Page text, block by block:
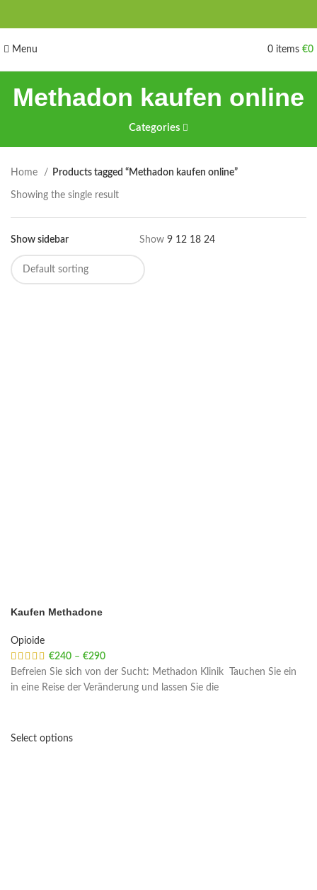
Menu 0 items €0
Methadon kaufen online
Categories
Home Products tagged “Methadon kaufen online”
Showing the single result
Show sidebar Show 9 12 18 24
Kaufen Methadone
Opioide
€240 – €290
Befreien Sie sich von der Sucht: Methadon Klinik Tauchen Sie ein
in eine Reise der Veränderung und lassen Sie die
Select options